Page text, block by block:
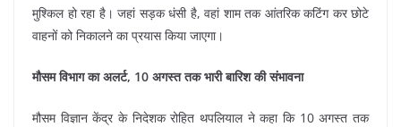
मुश्किल हो रहा है। जहां सड़क धंसी है, वहां शाम तक आंतरिक कटिंग कर छोटे
वाहनों को निकालने का प्रयास किया जाएगा।
मौसम विभाग का अलर्ट, 10 अगस्त तक भारी बारिश की संभावना
मौसम विज्ञान केंद्र के निदेशक रोहित थपलियाल ने कहा कि 10 अगस्त तक